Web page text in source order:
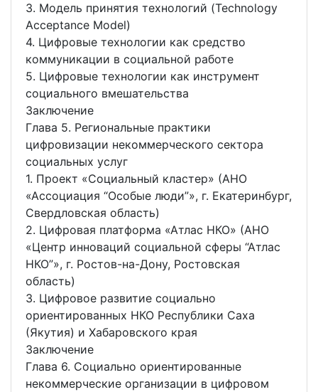
3. Модель принятия технологий (Technology
Acceptance Model)
4. Цифровые технологии как средство
коммуникации в социальной работе
5. Цифровые технологии как инструмент
социального вмешательства
Заключение
Глава 5. Региональные практики
цифровизации некоммерческого сектора
социальных услуг
1. Проект «Социальный кластер» (АНО
«Ассоциация “Особые люди”», г. Екатеринбург,
Свердловская область)
2. Цифровая платформа «Атлас НКО» (АНО
«Центр инноваций социальной сферы “Атлас
НКО”», г. Ростов-на-Дону, Ростовская
область)
3. Цифровое развитие социально
ориентированных НКО Республики Саха
(Якутия) и Хабаровского края
Заключение
Глава 6. Социально ориентированные
некоммерческие организации в цифровом